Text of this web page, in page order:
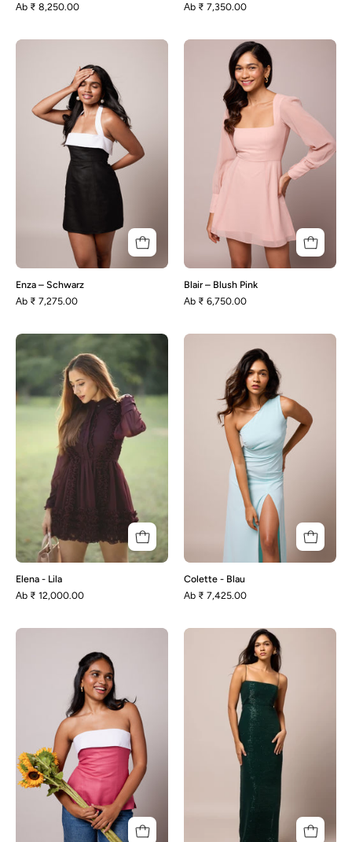
Аb ₹ 8,250.00
Аb ₹ 7,350.00
–
Schwarz
Enza – Schwarz
Аb ₹ 7,275.00
Blair
–
Blush
Pink
Blair – Blush Pink
Аb ₹ 6,750.00
Elena
-
Lila
Elena - Lila
Аb ₹ 12,000.00
-
Blau
Colette - Blau
Аb ₹ 7,425.00
Pink
Rachel
–
Flaschengrün